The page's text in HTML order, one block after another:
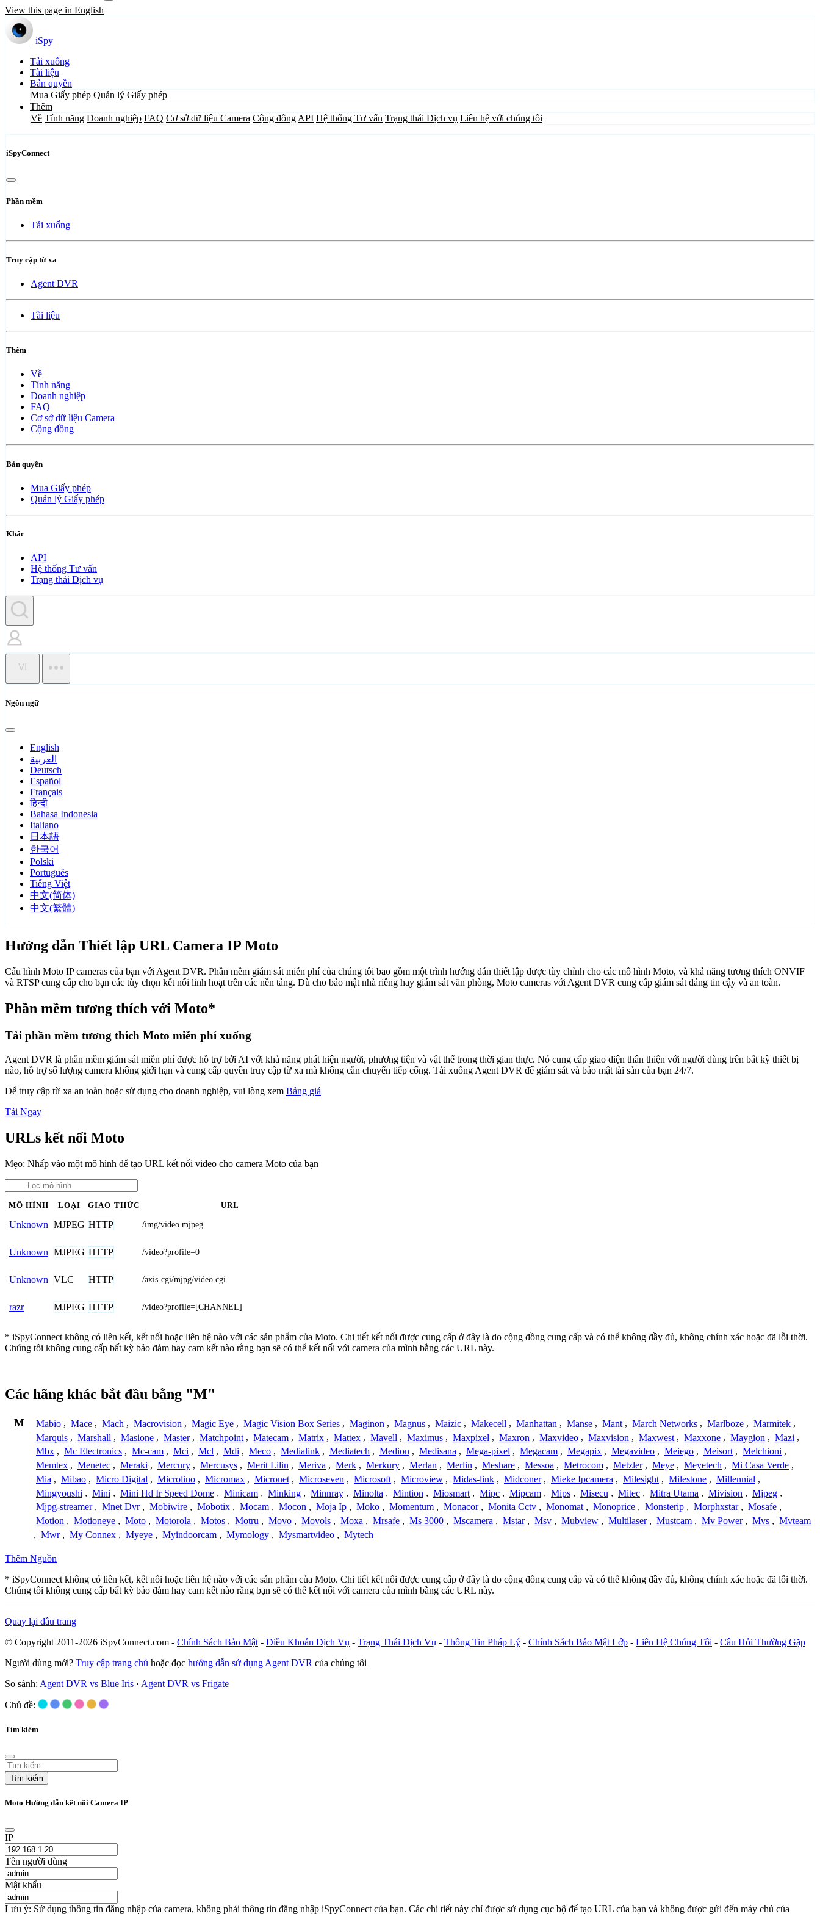
View this page in English
iSpy
Tải xuống
Tài liệu
Bản quyền
Mua Giấy phép Quản lý Giấy phép
Thêm
Về Tính năng Doanh nghiệp FAQ Cơ sở dữ liệu Camera Cộng đồng API Hệ thống Tư vấn Trạng thái Dịch vụ Liên hệ với chúng tôi
iSpyConnect
Phần mềm
Tải xuống
Truy cập từ xa
Agent DVR
Tài liệu
Thêm
Về
Tính năng
Doanh nghiệp
FAQ
Cơ sở dữ liệu Camera
Cộng đồng
Bản quyền
Mua Giấy phép
Quản lý Giấy phép
Khác
API
Hệ thống Tư vấn
Trạng thái Dịch vụ
VI
Ngôn ngữ
English
العربية
Deutsch
Español
Français
हिन्दी
Bahasa Indonesia
Italiano
日本語
한국어
Polski
Português
Tiếng Việt
中文(简体)
中文(繁體)
Hướng dẫn Thiết lập URL Camera IP Moto
Cấu hình Moto IP cameras của bạn với Agent DVR. Phần mềm giám sát miễn phí của chúng tôi bao gồm một trình hướng dẫn thiết lập được tùy chỉnh cho các mô hình Moto, và khả năng tương thích ONVIF
và RTSP cung cấp cho bạn các tùy chọn kết nối linh hoạt trên các nền tảng. Dù cho bảo mật nhà riêng hay giám sát văn phòng, Moto cameras với Agent DVR cung cấp giám sát đáng tin cậy và an toàn.
Phần mềm tương thích với Moto*
Tải phần mềm tương thích Moto miễn phí xuống
Agent DVR là phần mềm giám sát miễn phí được hỗ trợ bởi AI với khả năng phát hiện người, phương tiện và vật thể trong thời gian thực. Nó cung cấp giao diện thân thiện với người dùng trên bất kỳ thiết bị
nào, hỗ trợ số lượng camera không giới hạn và cung cấp quyền truy cập từ xa mà không cần chuyển tiếp cổng. Tải xuống Agent DVR để giám sát và bảo mật tài sản của bạn 24/7.
Để truy cập từ xa an toàn hoặc sử dụng cho doanh nghiệp, vui lòng xem Bảng giá
Tải Ngay
URLs kết nối Moto
Mẹo: Nhấp vào một mô hình để tạo URL kết nối video cho camera Moto của bạn
MÔ HÌNH LOẠI GIAO THỨC URL
Unknown MJPEG HTTP /img/video.mjpeg
Unknown MJPEG HTTP /video?profile=0
Unknown VLC HTTP /axis-cgi/mjpg/video.cgi
razr MJPEG HTTP /video?profile=[CHANNEL]
* iSpyConnect không có liên kết, kết nối hoặc liên hệ nào với các sản phẩm của Moto. Chi tiết kết nối được cung cấp ở đây là do cộng đồng cung cấp và có thể không đầy đủ, không chính xác hoặc đã lỗi thời.
Chúng tôi không cung cấp bất kỳ bảo đảm hay cam kết nào rằng bạn sẽ có thể kết nối với camera của mình bằng các URL này.
Các hãng khác bắt đầu bằng "M"
M Mabio , Mace , Mach , Macrovision , Magic Eye , Magic Vision Box Series , Maginon , Magnus , Maizic , Makecell , Manhattan , Manse , Mant , March Networks , Marlboze , Marmitek ,
Marquis , Marshall , Masione , Master , Matchpoint , Matecam , Matrix , Mattex , Mavell , Maximus , Maxpixel , Maxron , Maxvideo , Maxvision , Maxwest , Maxxone , Maygion , Mazi ,
Mbx , Mc Electronics , Mc-cam , Mci , Mcl , Mdi , Meco , Medialink , Mediatech , Medion , Medisana , Mega-pixel , Megacam , Megapix , Megavideo , Meiego , Meisort , Melchioni ,
Memtex , Menetec , Meraki , Mercury , Mercusys , Merit Lilin , Meriva , Merk , Merkury , Merlan , Merlin , Meshare , Messoa , Metrocom , Metzler , Meye , Meyetech , Mi Casa Verde ,
Mia , Mibao , Micro Digital , Microlino , Micromax , Micronet , Microseven , Microsoft , Microview , Midas-link , Midconer , Mieke Ipcamera , Milesight , Milestone , Millennial ,
Mingyoushi , Mini , Mini Hd Ir Speed Dome , Minicam , Minking , Minnray , Minolta , Mintion , Miosmart , Mipc , Mipcam , Mips , Misecu , Mitec , Mitra Utama , Mivision , Mjpeg ,
Mjpg-streamer , Mnet Dvr , Mobiwire , Mobotix , Mocam , Mocon , Moja Ip , Moko , Momentum , Monacor , Monita Cctv , Monomat , Monoprice , Monsterip , Morphxstar , Mosafe ,
Motion , Motioneye , Moto , Motorola , Motos , Motru , Movo , Movols , Moxa , Mrsafe , Ms 3000 , Mscamera , Mstar , Msv , Mubview , Multilaser , Mustcam , Mv Power , Mvs , Mvteam
, Mwr , My Connex , Myeye , Myindoorcam , Mymology , Mysmartvideo , Mytech
Thêm Nguồn
* iSpyConnect không có liên kết, kết nối hoặc liên hệ nào với các sản phẩm của Moto. Chi tiết kết nối được cung cấp ở đây là do cộng đồng cung cấp và có thể không đầy đủ, không chính xác hoặc đã lỗi thời.
Chúng tôi không cung cấp bất kỳ bảo đảm hay cam kết nào rằng bạn sẽ có thể kết nối với camera của mình bằng các URL này.
Quay lại đầu trang
© Copyright 2011-2026 iSpyConnect.com - Chính Sách Bảo Mật - Điều Khoản Dịch Vụ - Trạng Thái Dịch Vụ - Thông Tin Pháp Lý - Chính Sách Bảo Mật Lớp - Liên Hệ Chúng Tôi - Câu Hỏi Thường Gặp
Người dùng mới? Truy cập trang chủ hoặc đọc hướng dẫn sử dụng Agent DVR của chúng tôi
So sánh: Agent DVR vs Blue Iris · Agent DVR vs Frigate
Chủ đề:
Tìm kiếm
Tìm kiếm
Moto Hướng dẫn kết nối Camera IP
IP
Tên người dùng
Mật khẩu
Lưu ý: Sử dụng thông tin đăng nhập của camera, không phải thông tin đăng nhập iSpyConnect của bạn. Các chi tiết này chỉ được sử dụng cục bộ để tạo URL của bạn và không được gửi đến máy chủ của